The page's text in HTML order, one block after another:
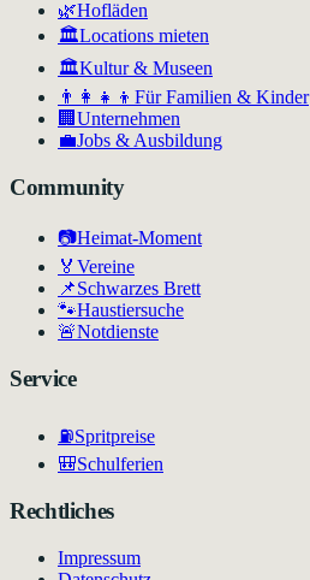
🌿Hofläden
🏛️Locations mieten
🏛Kultur & Museen
👨‍👩‍👧‍👦 Für Familien & Kinder
🏢 Unternehmen
💼Jobs & Ausbildung
Community
📷Heimat-Moment
🏅 Vereine
📌Schwarzes Brett
🐾Haustiersuche
🚨Notdienste
Service
⛽Spritpreise
🎒Schulferien
Rechtliches
Impressum